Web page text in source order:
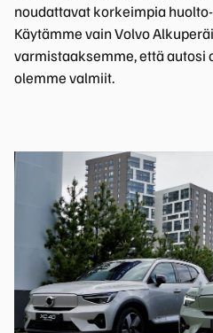
noudattavat korkeimpia
Käytämme vain Volvo
varmistaaksemme, että autosi
olemme valmiit.